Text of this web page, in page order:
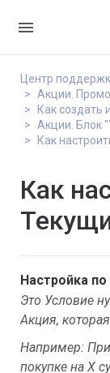

Центр
Акции.
Как создать
Акции. Блок
Как
Как
Настройка
Это Условие
Акция,
Например: При
покупке на Х